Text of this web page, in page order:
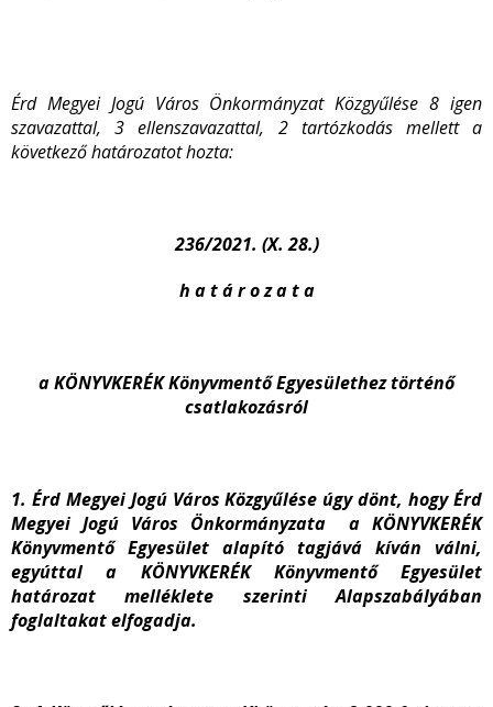
Érd Megyei Jogú Város Önkormányzat Közgyűlése 8 igen
szavazattal, 3 ellenszavazattal, 2 tartózkodás mellett a
következő határozatot hozta:
236/2021. (X. 28.)
h a t á r o z a t a
a KÖNYVKERÉK Könyvmentő Egyesülethez történő
csatlakozásról
1. Érd Megyei Jogú Város Közgyűlése úgy dönt, hogy Érd
Megyei Jogú Város Önkormányzata a KÖNYVKERÉK
Könyvmentő Egyesület alapító tagjává kíván válni,
egyúttal a KÖNYVKERÉK Könyvmentő Egyesület
határozat melléklete szerinti Alapszabályában
foglaltakat elfogadja.